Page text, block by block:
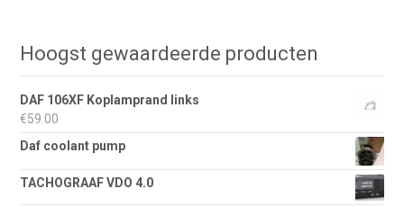
Hoogst gewaardeerde producten
DAF 106XF Koplamprand links
€59.00
Daf coolant pump
TACHOGRAAF VDO 4.0